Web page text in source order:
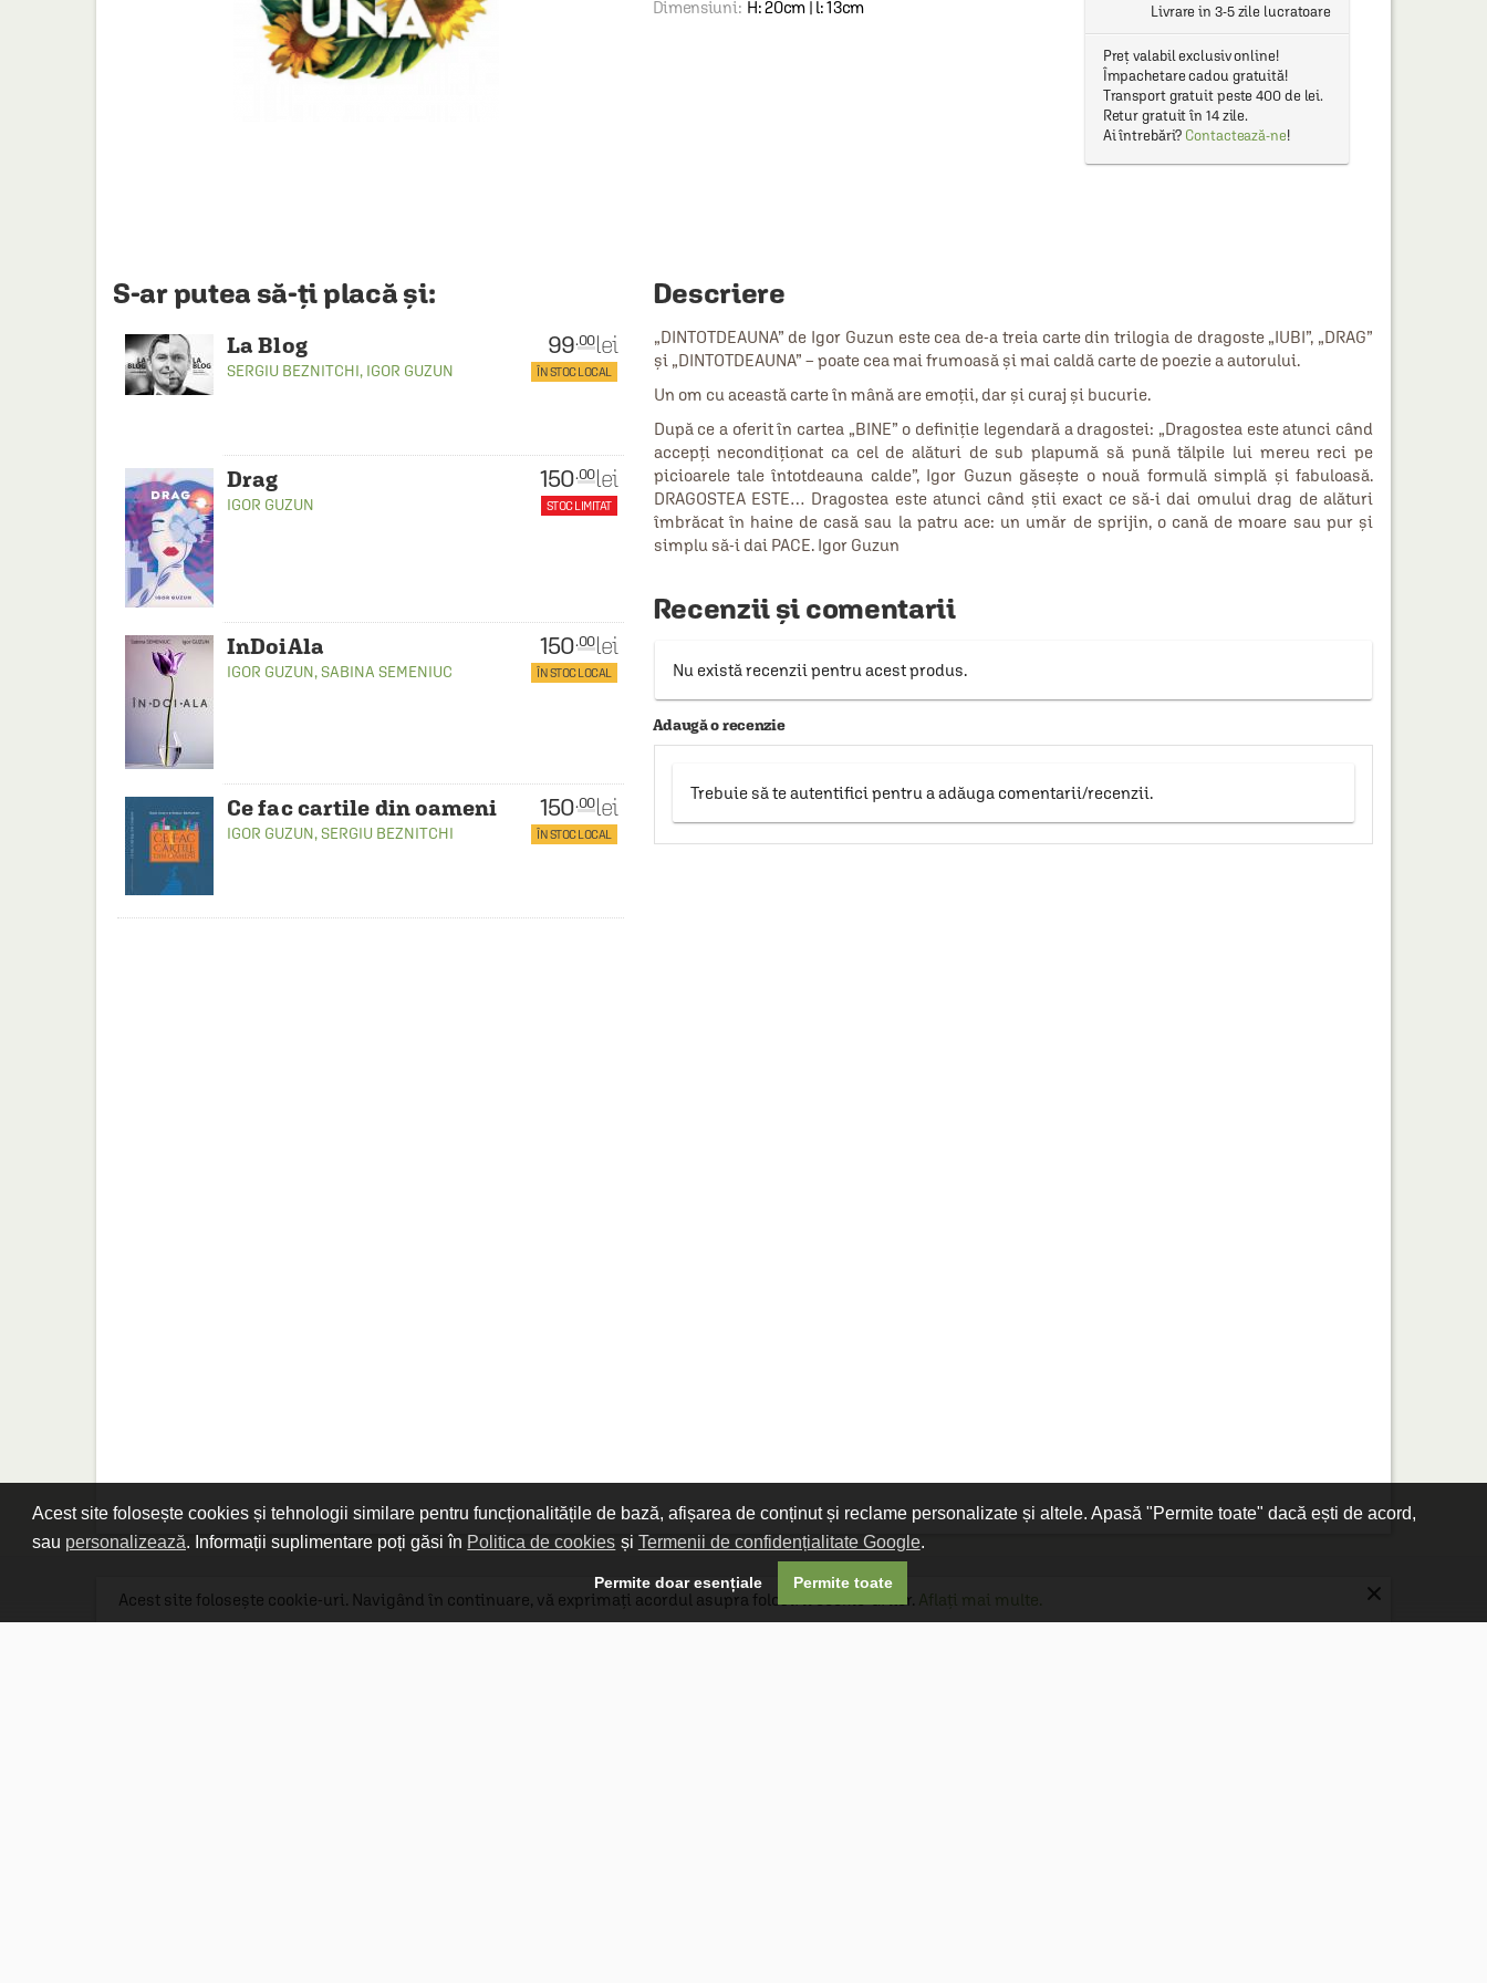
Acest site folosește cookies și tehnologii similare pentru funcționalitățile de bază, afișarea de conținut și reclame personalizate și altele. Apasă "Permite toate" dacă ești de acord,
sau personalizează. Informații suplimentare poți găsi în Politica de cookies și Termenii de confidențialitate Google.
Permite doar esențiale Permite toate
HAINE SI ACCESORII
PROMOȚII ȘI SELECȚII
Dimensiuni: H: 20cm | l: 13cm Livrare in 3-5 zile lucratoare
Preț valabil exclusiv online!
Împachetare cadou gratuită!
Transport gratuit peste 400 de lei.
Retur gratuit în 14 zile.
Ai întrebări? Contactează-ne!
S-ar putea să-ți placă și:
La Blog
SERGIU BEZNITCHI, IGOR GUZUN
99.00lei
ÎN STOC LOCAL
Drag
IGOR GUZUN
150.00lei
STOC LIMITAT
InDoiAla
IGOR GUZUN,SABINA SEMENIUC
150.00lei
ÎN STOC LOCAL
Ce fac cartile din oameni
IGOR GUZUN,SERGIU BEZNITCHI
150.00lei
ÎN STOC LOCAL
Descriere
„DINTOTDEAUNA” de Igor Guzun este cea de-a treia carte din trilogia de dragoste „IUBI”, „DRAG”
și „DINTOTDEAUNA” – poate cea mai frumoasă și mai caldă carte de poezie a autorului.
Un om cu această carte în mână are emoții, dar și curaj și bucurie.
După ce a oferit în cartea „BINE” o definiție legendară a dragostei: „Dragostea este atunci când
accepți necondiționat ca cel de alături de sub plapumă să pună tălpile lui mereu reci pe
picioarele tale întotdeauna calde”, Igor Guzun găsește o nouă formulă simplă și fabuloasă.
DRAGOSTEA ESTE… Dragostea este atunci când știi exact ce să-i dai omului drag de alături
îmbrăcat în haine de casă sau la patru ace: un umăr de sprijin, o cană de moare sau pur și
simplu să-i dai PACE. Igor Guzun
Recenzii și comentarii
Nu există recenzii pentru acest produs.
Adaugă o recenzie
Trebuie să te autentifici pentru a adăuga comentarii/recenzii.
Linkuri utile  Livrare gratuită
Acest site folosește cookie-uri. Navigând în continuare, vă exprimați acordul asupra folosirii cookie-urilor. Aflați mai multe. ×